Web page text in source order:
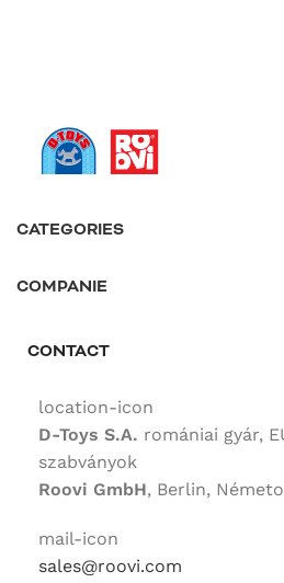
CATEGORIES
COMPANIE
CONTACT
location-icon
D-Toys S.A. romániai gyár,
szabványok
Roovi GmbH, Berlin,
mail-icon
sales@roovi.com